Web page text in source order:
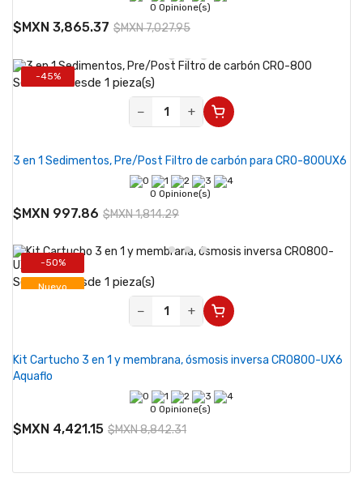
0 Opinione(s)
$MXN 3,865.37 $MXN 7,027.95
-45%
Se vende desde 1 pieza(s)
−
+
3 en 1 Sedimentos, Pre/Post Filtro de carbón para CRO-800UX6
0 Opinione(s)
$MXN 997.86 $MXN 1,814.29
-50%
Nuevo
Se vende desde 1 pieza(s)
−
+
Kit Cartucho 3 en 1 y membrana, ósmosis inversa CRO800-UX6
Aquaflo
0 Opinione(s)
$MXN 4,421.15 $MXN 8,842.31